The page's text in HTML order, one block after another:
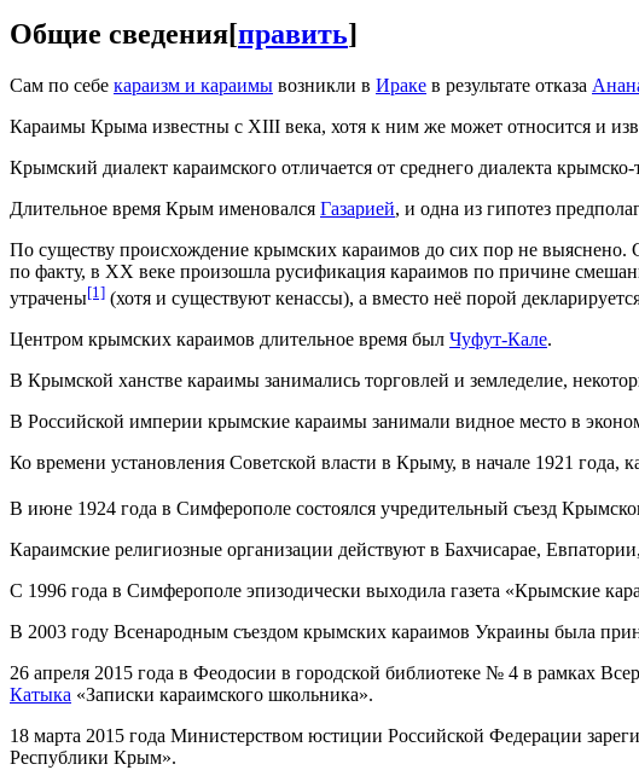
Общие сведения[править]
Сам по себе караизм и караимы возникли в Ираке в результате отказа
Караимы Крыма известны с XIII века, хотя к ним же может относится и
Крымский диалект караимского отличается от среднего диалекта
Длительное время Крым именовался Газарией, и одна из гипотез
По существу происхождение крымских караимов до сих пор не выяснено.
по факту, в XX веке произошла русификация караимов по причине
утрачены[1] (хотя и существуют кенассы), а вместо неё порой
Центром крымских караимов длительное время был Чуфут-Кале.
В Крымской ханстве караимы занимались торговлей и земледелие,
В Российской империи крымские караимы занимали видное место в
Ко времени установления Советской власти в Крыму, в начале 1921
В июне 1924 года в Симферополе состоялся учредительный съезд
Караимские религиозные организации действуют в Бахчисарае,
С 1996 года в Симферополе эпизодически выходила газета «Крымские
В 2003 году Всенародным съездом крымских караимов Украины была
26 апреля 2015 года в Феодосии в городской библиотеке № 4 в рамках
Катыка «Записки караимского школьника».
18 марта 2015 года Министерством юстиции Российской Федерации
Республики Крым».